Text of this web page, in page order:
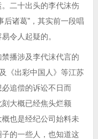
二十出头的李代沫伤
后诸葛”，其实前一段唱
令人起疑的。
播涉及李代沫代言的
《出彩中国人》等江苏
追偿的诉讼不日而
大概已经焦头烂额
也是经纪公司始料未
的一些人，也知道这